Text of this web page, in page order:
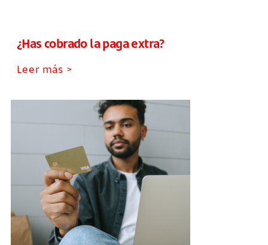
¿Has cobrado la paga extra?
Leer más >